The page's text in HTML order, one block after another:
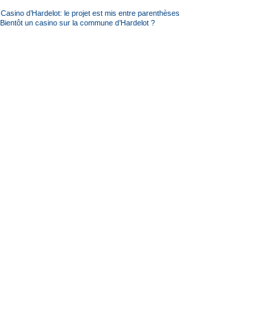
Casino d’Hardelot: le projet est mis entre parenthèses
Bientôt un casino sur la commune d’Hardelot ?